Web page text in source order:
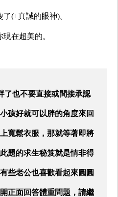
(+真誠的眼神)。
在超美的。
了也不要直接或間接承認
孩好就可以胖的角度來回
寬鬆衣服，那就等著即將
題的求生秘笈就是情非得
些老公也喜歡看起來圓圓
正面回答體重問題，請繼